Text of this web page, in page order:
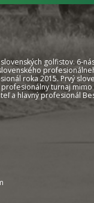
golfistov. 6-
roka 2015. Prvý
turnaj mimo
a hlavný profesionál